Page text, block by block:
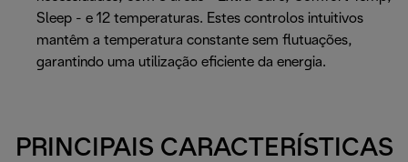
Sleep - e 12 temperaturas. Estes controlos intuitivos
mantêm a temperatura constante sem flutuações,
garantindo uma utilização eficiente da energia.
PRINCIPAIS CARACTERÍSTICAS